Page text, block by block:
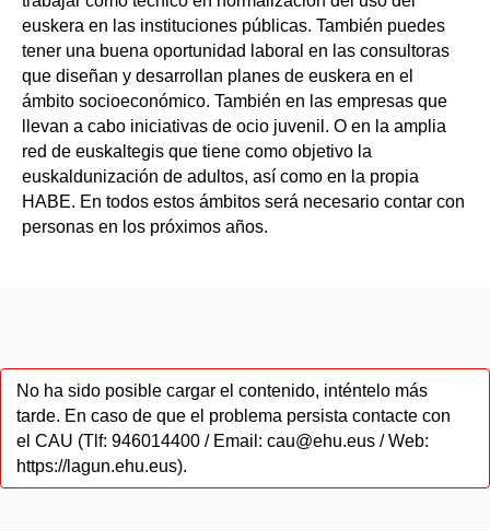
euskera en las instituciones públicas. También puedes
tener una buena oportunidad laboral en las consultoras
que diseñan y desarrollan planes de euskera en el
ámbito socioeconómico. También en las empresas que
llevan a cabo iniciativas de ocio juvenil. O en la amplia
red de euskaltegis que tiene como objetivo la
euskaldunización de adultos, así como en la propia
HABE. En todos estos ámbitos será necesario contar con
personas en los próximos años.
No ha sido posible cargar el contenido, inténtelo más
tarde. En caso de que el problema persista contacte con
el CAU (Tlf: 946014400 / Email: cau@ehu.eus / Web:
https://lagun.ehu.eus).